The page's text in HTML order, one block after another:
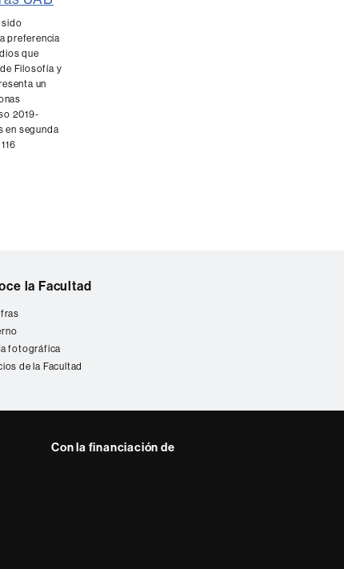
sido
preferencia
que
Filosofía y
un
2019-
en segunda
la Facultad
fotográfica
de la Facultad
Con la financiación de